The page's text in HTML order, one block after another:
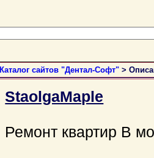
Каталог сайтов "Дентал-Софт" >
StaolgaMaple
Ремонт квартир В